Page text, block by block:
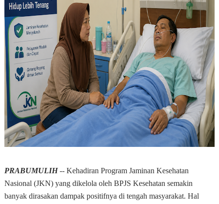
PRABUMULIH-- Kehadiran Program Jaminan Kesehatan
Nasional (JKN) yang dikelola oleh BPJS Kesehatan semakin
banyak dirasakan dampak positifnya di tengah masyarakat. Hal